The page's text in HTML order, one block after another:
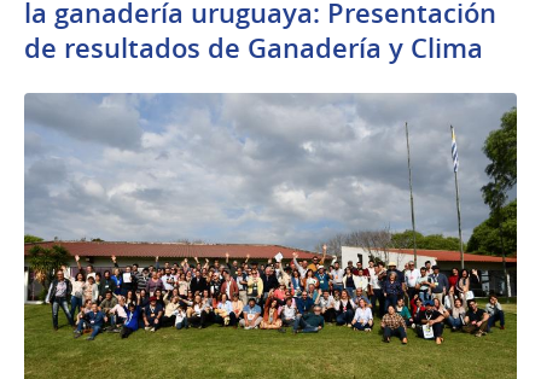
la ganadería uruguaya: Presentación
de resultados de Ganadería y Clima